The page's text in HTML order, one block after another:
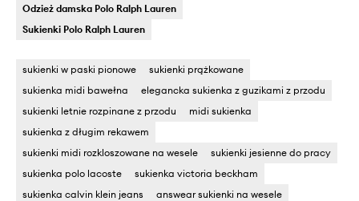
Odzież damska Polo Ralph Lauren
Sukienki Polo Ralph Lauren
sukienki w paski pionowe
sukienki prążkowane
sukienka midi bawełna
elegancka sukienka z guzikami z przodu
sukienki letnie rozpinane z przodu
midi sukienka
sukienka z długim rekawem
sukienki midi rozkloszowane na wesele
sukienki jesienne do pracy
sukienka polo lacoste
sukienka victoria beckham
sukienka calvin klein jeans
answear sukienki na wesele